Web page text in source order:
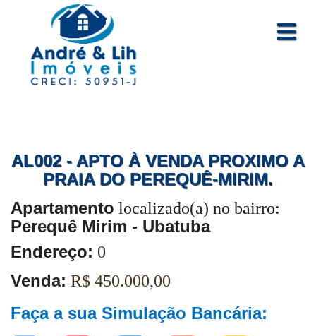
AL002 - APTO À VENDA PROXIMO A
PRAIA DO PEREQUÊ-MIRIM.
Apartamento localizado(a) no bairro:
Perequê Mirim - Ubatuba
Endereço: 0
Venda: R$ 450.000,00
Faça a sua Simulação Bancária: